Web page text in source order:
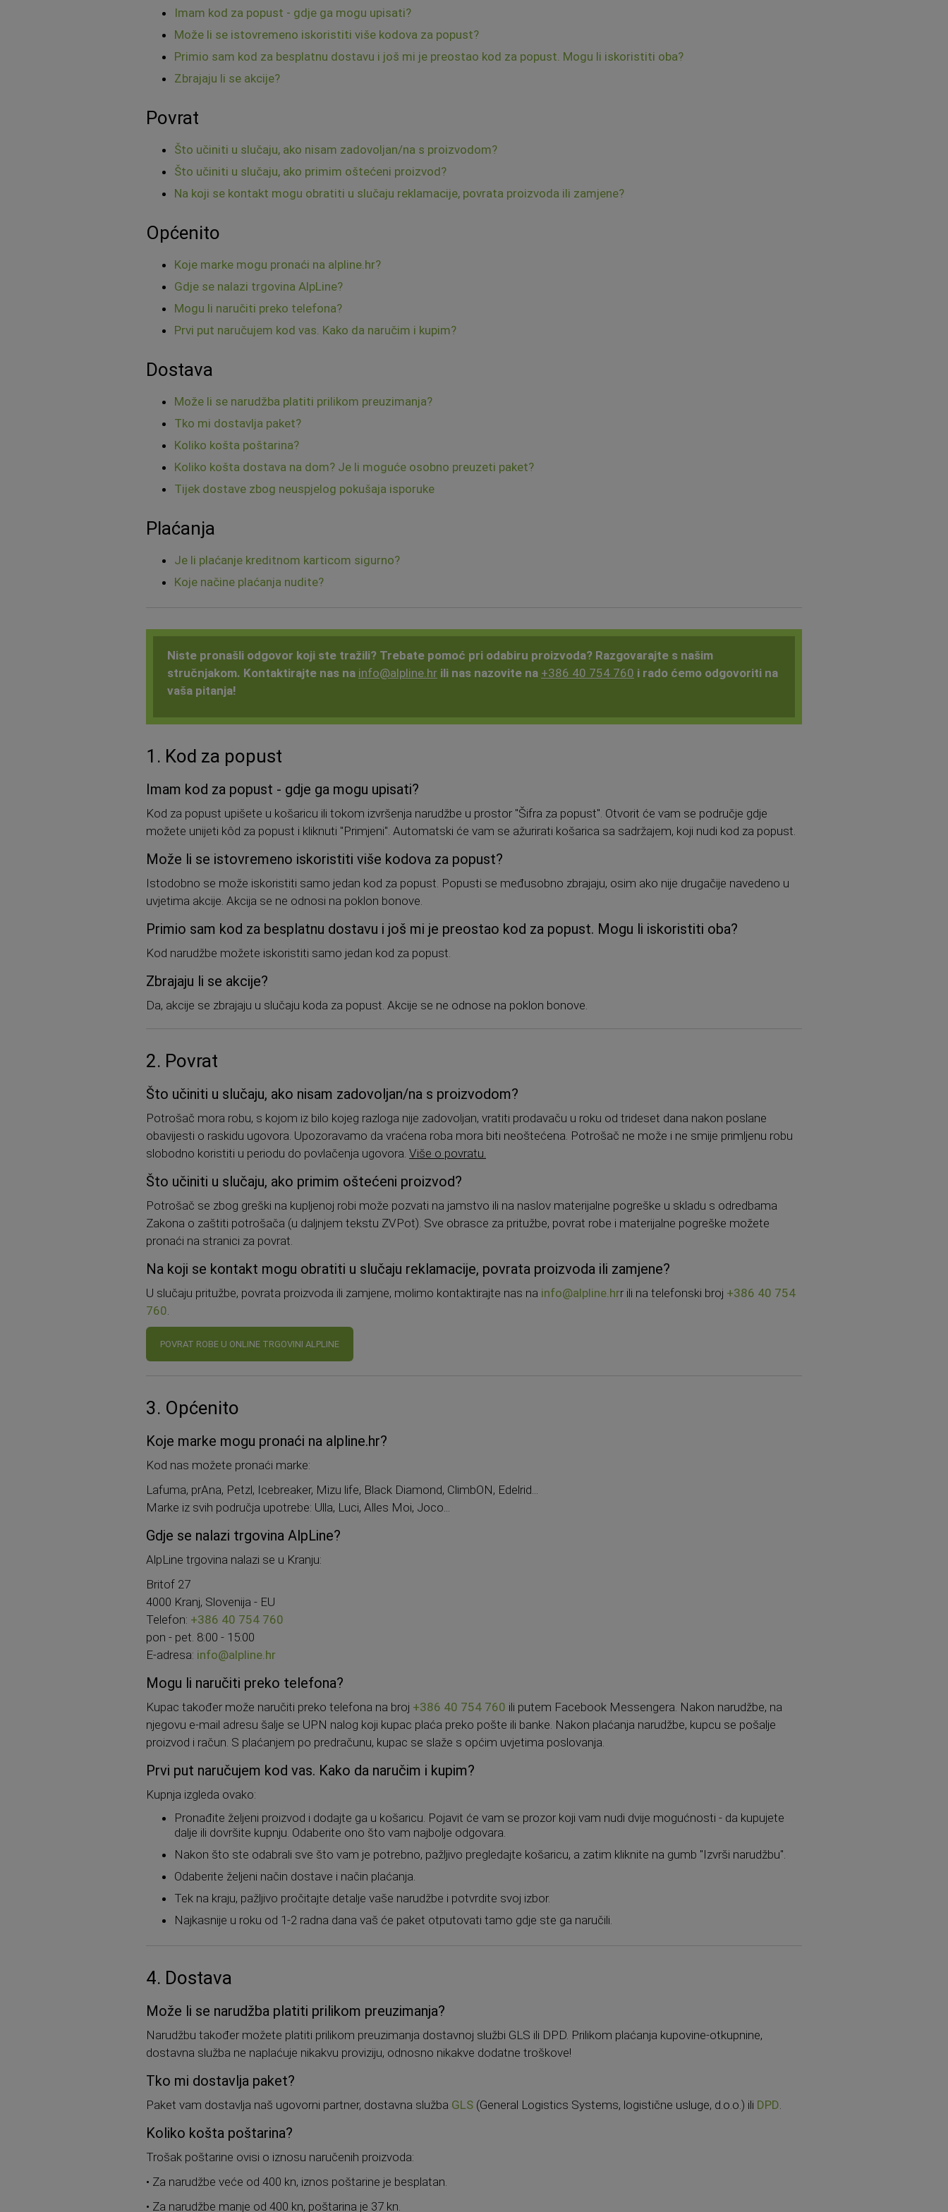
Imam kod za popust - gdje ga mogu upisati?
Može li se istovremeno iskoristiti više kodova za popust?
Primio sam kod za besplatnu dostavu i još mi je preostao kod za popust. Mogu li iskoristiti oba?
Zbrajaju li se akcije?
Povrat
Što učiniti u slučaju, ako nisam zadovoljan/na s proizvodom?
Što učiniti u slučaju, ako primim oštećeni proizvod?
Na koji se kontakt mogu obratiti u slučaju reklamacije, povrata proizvoda ili zamjene?
Općenito
Koje marke mogu pronaći na alpline.hr?
Gdje se nalazi trgovina AlpLine?
Mogu li naručiti preko telefona?
Prvi put naručujem kod vas. Kako da naručim i kupim?
Dostava
Može li se narudžba platiti prilikom preuzimanja?
Tko mi dostavlja paket?
Koliko košta poštarina?
Koliko košta dostava na dom? Je li moguće osobno preuzeti paket?
Tijek dostave zbog neuspjelog pokušaja isporuke
Plaćanja
Je li plaćanje kreditnom karticom sigurno?
Koje načine plaćanja nudite?
Niste pronašli odgovor koji ste tražili? Trebate pomoć pri odabiru proizvoda? Razgovarajte s našim
stručnjakom. Kontaktirajte nas na info@alpline.hr ili nas nazovite na +386 40 754 760 i rado ćemo odgovoriti na
vaša pitanja!
1. Kod za popust
Imam kod za popust - gdje ga mogu upisati?
Kod za popust upišete u košaricu ili tokom izvršenja narudžbe u prostor "Šifra za popust". Otvorit će vam se područje gdje
možete unijeti kôd za popust i kliknuti "Primjeni". Automatski će vam se ažurirati košarica sa sadržajem, koji nudi kod za popust.
Može li se istovremeno iskoristiti više kodova za popust?
Istodobno se može iskoristiti samo jedan kod za popust. Popusti se međusobno zbrajaju, osim ako nije drugačije navedeno u
uvjetima akcije. Akcija se ne odnosi na poklon bonove.
Primio sam kod za besplatnu dostavu i još mi je preostao kod za popust. Mogu li iskoristiti oba?
Kod narudžbe možete iskoristiti samo jedan kod za popust.
Zbrajaju li se akcije?
Da, akcije se zbrajaju u slučaju koda za popust. Akcije se ne odnose na poklon bonove.
2. Povrat
Što učiniti u slučaju, ako nisam zadovoljan/na s proizvodom?
Potrošač mora robu, s kojom iz bilo kojeg razloga nije zadovoljan, vratiti prodavaču u roku od trideset dana nakon poslane
obavijesti o raskidu ugovora. Upozoravamo da vraćena roba mora biti neoštećena. Potrošač ne može i ne smije primljenu robu
slobodno koristiti u periodu do povlačenja ugovora. Više o povratu.
Što učiniti u slučaju, ako primim oštećeni proizvod?
Potrošač se zbog greški na kupljenoj robi može pozvati na jamstvo ili na naslov materijalne pogreške u skladu s odredbama
Zakona o zaštiti potrošača (u daljnjem tekstu ZVPot). Sve obrasce za pritužbe, povrat robe i materijalne pogreške možete
pronaći na stranici za povrat.
Na koji se kontakt mogu obratiti u slučaju reklamacije, povrata proizvoda ili zamjene?
U slučaju pritužbe, povrata proizvoda ili zamjene, molimo kontaktirajte nas na info@alpline.hrr ili na telefonski broj +386 40 754
760
POVRAT ROBE U ONLINE TRGOVINI ALPLINE
3. Općenito
Koje marke mogu pronaći na alpline.hr?
Kod nas možete pronaći marke:
Lafuma, prAna, Petzl, Icebreaker, Mizu life, Black Diamond, ClimbON, Edelrid...
Marke iz svih područja upotrebe: Ulla, Luci, Alles Moi, Joco...
Gdje se nalazi trgovina AlpLine?
AlpLine trgovina nalazi se u Kranju:
Britof 27
4000 Kranj, Slovenija - EU
Telefon: +386 40 754 760
pon - pet. 8:00 - 15:00
E-adresa: info@alpline.hr
Mogu li naručiti preko telefona?
Kupac također može naručiti preko telefona na broj +386 40 754 760 ili putem Facebook Messengera. Nakon narudžbe, na
njegovu e-mail adresu šalje se UPN nalog koji kupac plaća preko pošte ili banke. Nakon plaćanja narudžbe, kupcu se pošalje
proizvod i račun. S plaćanjem po predračunu, kupac se slaže s općim uvjetima poslovanja.
Prvi put naručujem kod vas. Kako da naručim i kupim?
Kupnja izgleda ovako:
Pronađite željeni proizvod i dodajte ga u košaricu. Pojavit će vam se prozor koji vam nudi dvije mogućnosti - da kupujete
dalje ili dovršite kupnju. Odaberite ono što vam najbolje odgovara.
Nakon što ste odabrali sve što vam je potrebno, pažljivo pregledajte košaricu, a zatim kliknite na gumb "Izvrši narudžbu".
Odaberite željeni način dostave i način plaćanja.
Tek na kraju, pažljivo pročitajte detalje vaše narudžbe i potvrdite svoj izbor.
Najkasnije u roku od 1-2 radna dana vaš će paket otputovati tamo gdje ste ga naručili.
4. Dostava
Može li se narudžba platiti prilikom preuzimanja?
Narudžbu također možete platiti prilikom preuzimanja dostavnoj službi GLS ili DPD. Prilikom plaćanja kupovine-otkupnine,
dostavna služba ne naplaćuje nikakvu proviziju, odnosno nikakve dodatne troškove!
Tko mi dostavlja paket?
Paket vam dostavlja naš ugovorni partner, dostavna služba GLS (General Logistics Systems, logistične usluge, d.o.o.) ili DPD
Koliko košta poštarina?
Trošak poštarine ovisi o iznosu naručenih proizvoda:
• Za narudžbe veće od 400 kn, iznos poštarine je besplatan.
• Za narudžbe manje od 400 kn, poštarina je 37 kn.